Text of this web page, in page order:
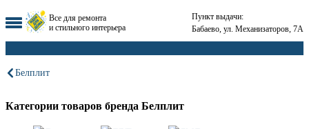
Все для ремонта
и стильного интерьера
Пункт выдачи:
Бабаево, ул. Механизаторов, 7А
Белплит
Категории товаров бренда Белплит